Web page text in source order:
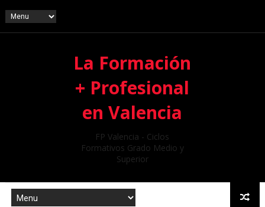
La Formación
+ Profesional
en Valencia
FP Valencia - Ciclos
Formativos Grado Medio y
Superior